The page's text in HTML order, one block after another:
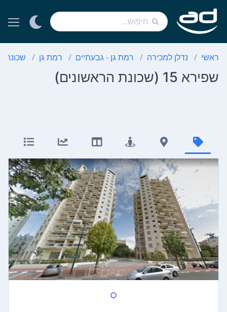
ראשי נדלן למכירה רמת גן - גבעתיים רמת גן שכונת
שפירא 15 (שכונת הראשונים)